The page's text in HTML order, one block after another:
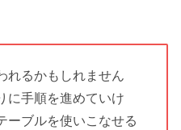
れるかもしれません
に手順を進めていけ
ーブルを使いこなせる